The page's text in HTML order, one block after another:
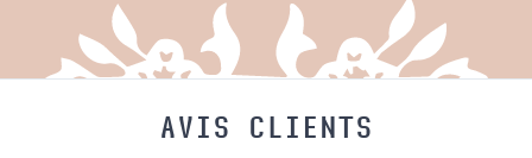
AVIS CLIENTS